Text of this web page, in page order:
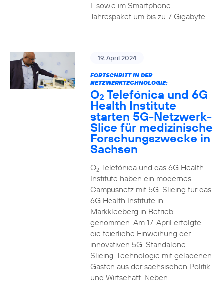
L sowie im Smartphone
Jahrespaket um bis zu 7 Gigabyte.
19. April 2024
FORTSCHRITT IN DER
NETZWERKTECHNOLOGIE:
O2 Telefónica und 6G
Health Institute
starten 5G-Netzwerk-
Slice für medizinische
Forschungszwecke in
Sachsen
O2Telefónica und das 6G Health
Institute haben ein modernes
Campusnetz mit 5G-Slicing für das
6G Health Institute in
Markkleeberg in Betrieb
genommen. Am 17. April erfolgte
die feierliche Einweihung der
innovativen 5G-Standalone-
Slicing-Technologie mit geladenen
Gästen aus der sächsischen Politik
und Wirtschaft. Neben